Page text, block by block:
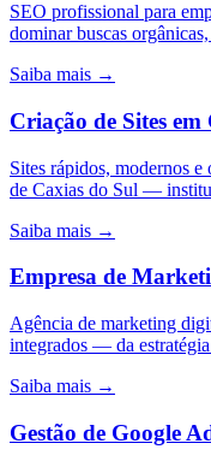
SEO profissional para
dominar buscas
Saiba mais →
Criação de Sites em
Sites rápidos, modernos e
de Caxias do Sul —
Saiba mais →
Empresa de
Agência de marketing
integrados — da
Saiba mais →
Gestão de Google